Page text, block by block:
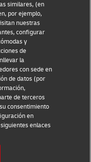
similares, (en
por ejemplo,
nuestras
configurar
y
de
la
con sede en
de datos (por
de terceros
consentimiento
en
enlaces